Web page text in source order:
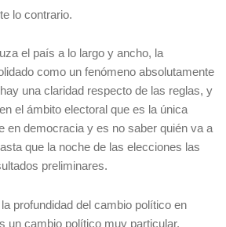
lo contrario.
el país a lo largo y ancho, la
como un fenómeno absolutamente
una claridad respecto de las reglas, y
el ámbito electoral que es la única
en democracia y es no saber quién va a
que la noche de las elecciones las
preliminares.
profundidad del cambio político en
un cambio político muy particular.